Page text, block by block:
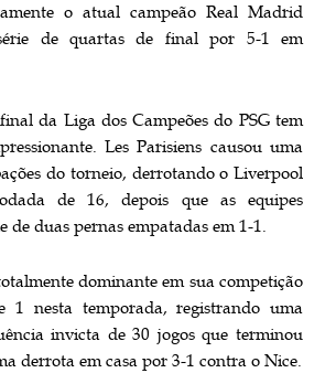
o atual campeão Real Madrid
de quartas de final por 5-1 em
da Liga dos Campeões do PSG tem
Les Parisiens causou uma
do torneio, derrotando o Liverpool
de 16, depois que as equipes
de duas pernas empatadas em 1-1.
dominante em sua competição
1 nesta temporada, registrando uma
invicta de 30 jogos que terminou
derrota em casa por 3-1 contra o Nice.